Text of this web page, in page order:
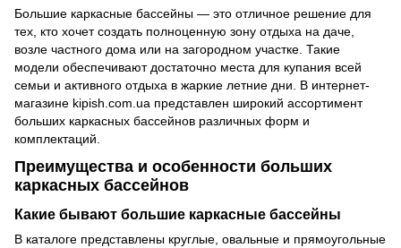
Большие каркасные бассейны — это отличное решение для
тех, кто хочет создать полноценную зону отдыха на даче,
возле частного дома или на загородном участке. Такие
модели обеспечивают достаточно места для купания всей
семьи и активного отдыха в жаркие летние дни. В интернет-
магазине kipish.com.ua представлен широкий ассортимент
больших каркасных бассейнов различных форм и
комплектаций.
Преимущества и особенности больших
каркасных бассейнов
Какие бывают большие каркасные бассейны
В каталоге представлены круглые, овальные и прямоугольные